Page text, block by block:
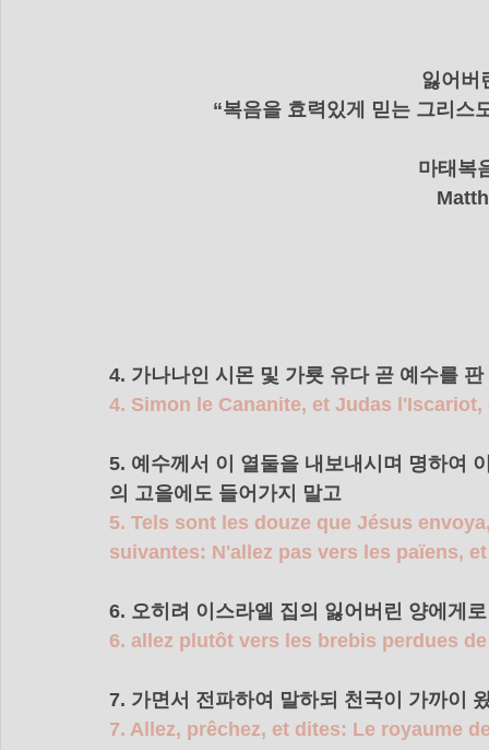
잃어버
“복음을 효력있게 믿는 그리스
마
4. 가나나인 시몬 및 가룟 유다 곧 예수를
4. Simon le Cananite, et Judas
5. 예수께서 이 열둘을 내보내시며 명하여
의 고을에도 들어가지 말고
5. Tels sont les douze que Jésus
suivantes: N'allez pas vers les païens,
6. 오히려 이스라엘 집의 잃어버린 양에게
6. allez plutôt vers les brebis perdues
7. 가면서 전파하여 말하되 천국이 가까이
7. Allez, prêchez, et dites: Le royaume